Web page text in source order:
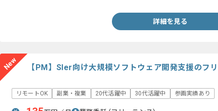
詳細を見る
New 【PM】Sler向け大規模ソフトウェア開発支援のフ
リモートOK 副業・複業 20代活躍中 30代活躍中 参画実績あり